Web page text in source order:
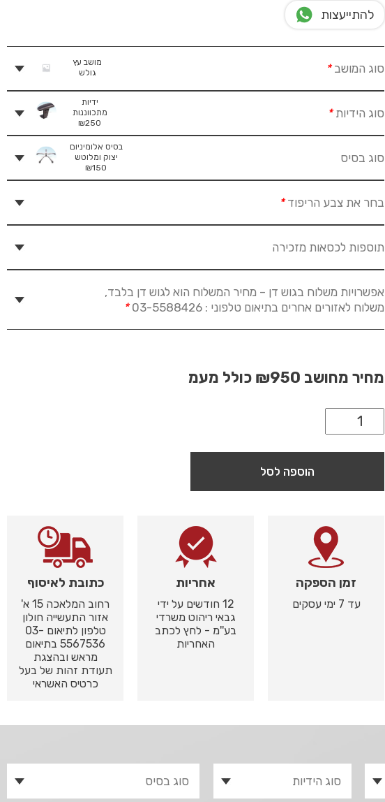
להתייעצות
סוג המושב*
מושב עץ
גולש
סוג הידיות*
ידיות
מתכווננות
₪250
סוג בסיס
בסיס אלומיניום
יצוק ומלוטש
₪150
בחר את צבע הריפוד*
תוספות לכסאות מזכירה
אפשרויות משלוח בגוש דן – מחיר המשלוח הוא לגוש דן בלבד,
משלוח לאזורים אחרים בתיאום טלפוני : 03-5588426
*
מחיר מחושב ₪950 כולל מעמ
הוספה לסל
זמן הספקה
עד 7 ימי עסקים
אחריות
12 חודשים על ידי
גבאי ריהוט משרדי
בע''מ - לחץ לכתב
האחריות
כתובת לאיסוף
רחוב המלאכה 15 א'
אזור התעשייה חולון
טלפון לתיאום 03-
5567536 בתיאום
מראש ובהצגת
תעודת זהות של בעל
כרטיס האשראי